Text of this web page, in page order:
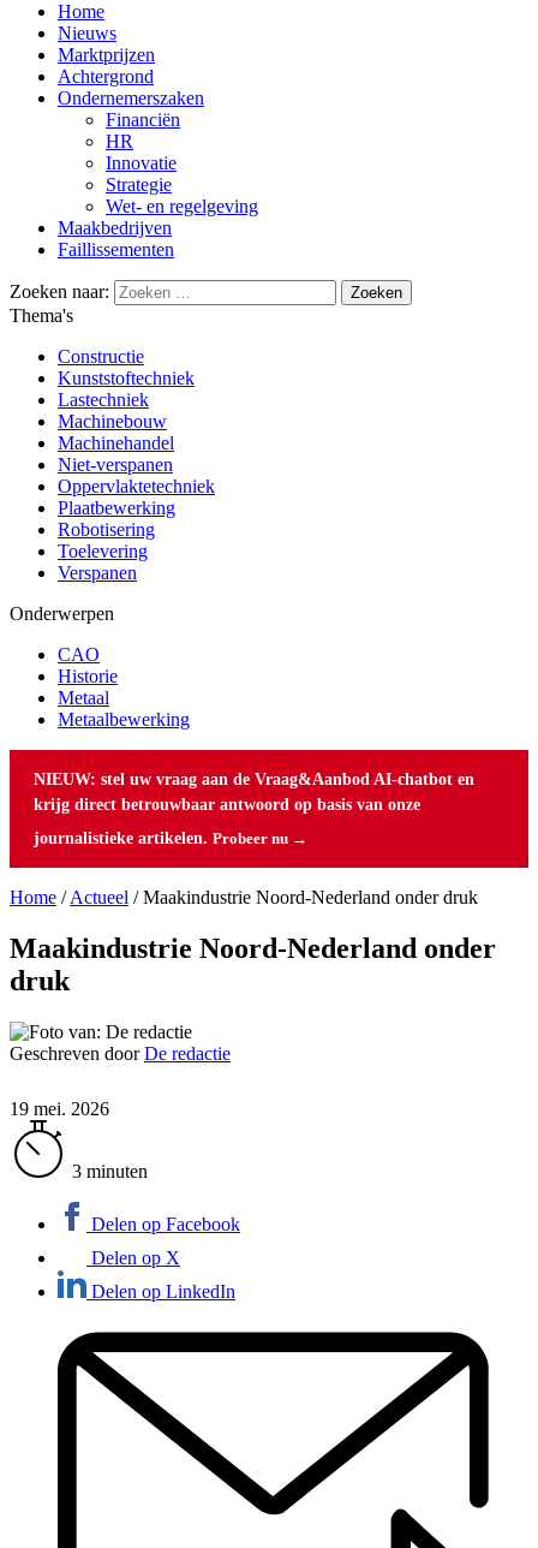
Home
Nieuws
Marktprijzen
Achtergrond
Ondernemerszaken
Financiën
HR
Innovatie
Strategie
Wet- en regelgeving
Maakbedrijven
Faillissementen
Zoeken naar:
Thema's
Constructie
Kunststoftechniek
Lastechniek
Machinebouw
Machinehandel
Niet-verspanen
Oppervlaktetechniek
Plaatbewerking
Robotisering
Toelevering
Verspanen
Onderwerpen
CAO
Historie
Metaal
Metaalbewerking
NIEUW: stel uw vraag aan de Vraag&Aanbod AI-chatbot en
krijg direct betrouwbaar antwoord op basis van onze
journalistieke artikelen. Probeer nu →
Home /Actueel /Maakindustrie Noord-Nederland onder druk
Maakindustrie Noord-Nederland onder
druk
Geschreven doorDe redactie
19 mei. 2026
3 minuten
Delen op Facebook
Delen op X
Delen op LinkedIn